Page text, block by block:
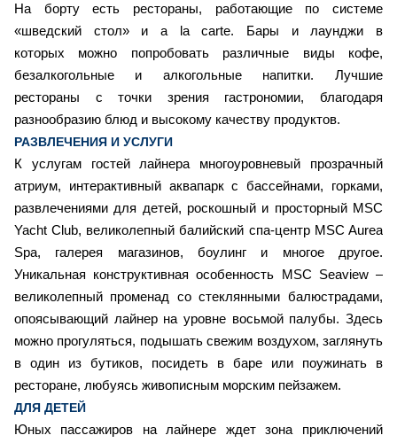
На борту есть рестораны, работающие по системе
«шведский стол» и a la carte. Бары и лаунджи в
которых можно попробовать различные виды кофе,
безалкогольные и алкогольные напитки. Лучшие
рестораны с точки зрения гастрономии, благодаря
разнообразию блюд и высокому качеству продуктов.
РАЗВЛЕЧЕНИЯ И УСЛУГИ
К услугам гостей лайнера многоуровневый прозрачный
атриум, интерактивный аквапарк с бассейнами, горками,
развлечениями для детей, роскошный и просторный MSC
Yacht Club, великолепный балийский спа-центр MSC Aurea
Spa, галерея магазинов, боулинг и многое другое.
Уникальная конструктивная особенность MSC Seaview –
великолепный променад со стеклянными балюстрадами,
опоясывающий лайнер на уровне восьмой палубы. Здесь
можно прогуляться, подышать свежим воздухом, заглянуть
в один из бутиков, посидеть в баре или поужинать в
ресторане, любуясь живописным морским пейзажем.
ДЛЯ ДЕТЕЙ
Юных пассажиров на лайнере ждет зона приключений